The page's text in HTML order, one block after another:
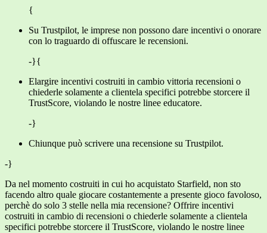
{
Su Trustpilot, le imprese non possono dare incentivi o onorare
con lo traguardo di offuscare le recensioni.
-}{
Elargire incentivi costruiti in cambio vittoria recensioni o
chiederle solamente a clientela specifici potrebbe storcere il
TrustScore, violando le nostre linee educatore.
-}
Chiunque può scrivere una recensione su Trustpilot.
-}
Da nel momento costruiti in cui ho acquistato Starfield, non sto
facendo altro quale giocare costantemente a presente gioco favoloso,
perchè do solo 3 stelle nella mia recensione? Offrire incentivi
costruiti in cambio di recensioni o chiederle solamente a clientela
specifici potrebbe storcere il TrustScore, violando le nostre linee